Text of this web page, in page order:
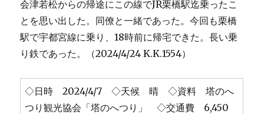
会津若松からの帰途にこの線でJR栗橋駅迄乗ったこ
とを思い出した。同僚と一緒であった。今回も栗橋
駅で宇都宮線に乗り、18時前に帰宅できた。長い乗
り鉄であった。（2024/4/24 K.K.1554）
◇日時 2024/4/7 ◇天候 晴 ◇資料 塔のへ
つり観光協会「塔のへつり」 ◇交通費 6,450